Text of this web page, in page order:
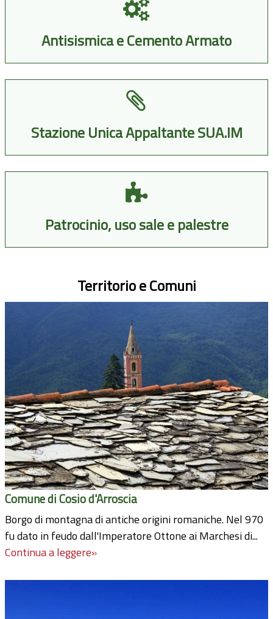
Antisismica e Cemento Armato
Stazione Unica Appaltante SUA.IM
Patrocinio, uso sale e palestre
Territorio e Comuni
Comune di Cosio d'Arroscia
Borgo di montagna di antiche origini romaniche. Nel 970
fu dato in feudo dall'Imperatore Ottone ai Marchesi di...
Continua a leggere»